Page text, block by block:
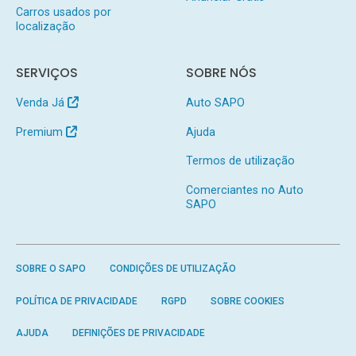
Carros usados por
localização
SERVIÇOS
Venda Já
Premium
SOBRE NÓS
Auto SAPO
Ajuda
Termos de utilização
Comerciantes no Auto
SAPO
SOBRE O SAPO CONDIÇÕES DE UTILIZAÇÃO
POLÍTICA DE PRIVACIDADE RGPD SOBRE COOKIES
AJUDA DEFINIÇÕES DE PRIVACIDADE